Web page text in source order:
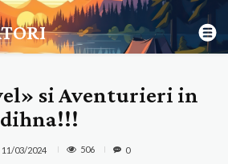
si Aventurieri in
11/03/2024 506 0